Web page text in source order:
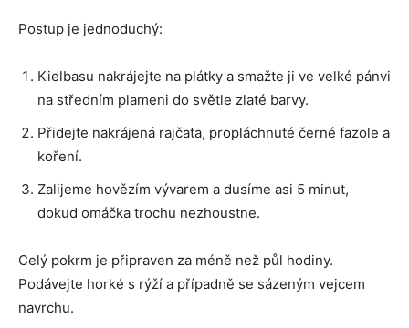
Postup je jednoduchý:
Kielbasu nakrájejte na plátky a smažte ji ve velké pánvi
na středním plameni do světle zlaté barvy.
Přidejte nakrájená rajčata, propláchnuté černé fazole a
koření.
Zalijeme hovězím vývarem a dusíme asi 5 minut,
dokud omáčka trochu nezhoustne.
Celý pokrm je připraven za méně než půl hodiny.
Podávejte horké s rýží a případně se sázeným vejcem
navrchu.